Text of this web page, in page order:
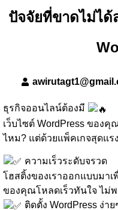
ปัจจัยที่ขาดไม่ไ
ธุรกิจออนไลน์ต้องมี
เว็บไซต์ WordPress ของ
ไหม? แต่ด้วยแพ็คเกจสุดแร
ความเร็วระดับจรวด
โฮสติ้งของเราออกแบบมา
ของคุณโหลดเร็วทันใจ ไม่
ติดตั้ง WordPress ง่า